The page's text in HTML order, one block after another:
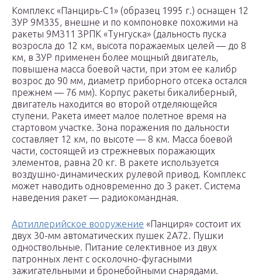
Комплекс «Панцирь-С1» (образец 1995 г.) оснащен 12
ЗУР 9М335, внешне и по компоновке похожими на
ракеты 9М311 ЗРПК «Тунгуска» (дальность пуска
возросла до 12 км, высота поражаемых целей — до 8
км, в ЗУР применен более мощный двигатель,
повышена масса боевой части, при этом ее калибр
возрос до 90 мм, диаметр приборного отсека остался
прежнем — 76 мм). Корпус ракеты бикалиберный,
двигатель находится во второй отделяющейся
ступени. Ракета имеет малое полетное время на
стартовом участке. Зона поражения по дальности
составляет 12 км, по высоте — 8 км. Масса боевой
части, состоящей из стрежневых поражающих
элементов, равна 20 кг. В ракете используется
воздушно-динамических рулевой привод. Комплекс
может наводить одновременно до 3 ракет. Система
наведения ракет — радиокомандная.
Артиллерийское вооружение «Панциря» состоит их
двух 30-мм автоматических пушек 2А72. Пушки
одноствольные. Питание селективное из двух
патронных лент с осколочно-фугасными
зажигательными и бронебойными снарядами.